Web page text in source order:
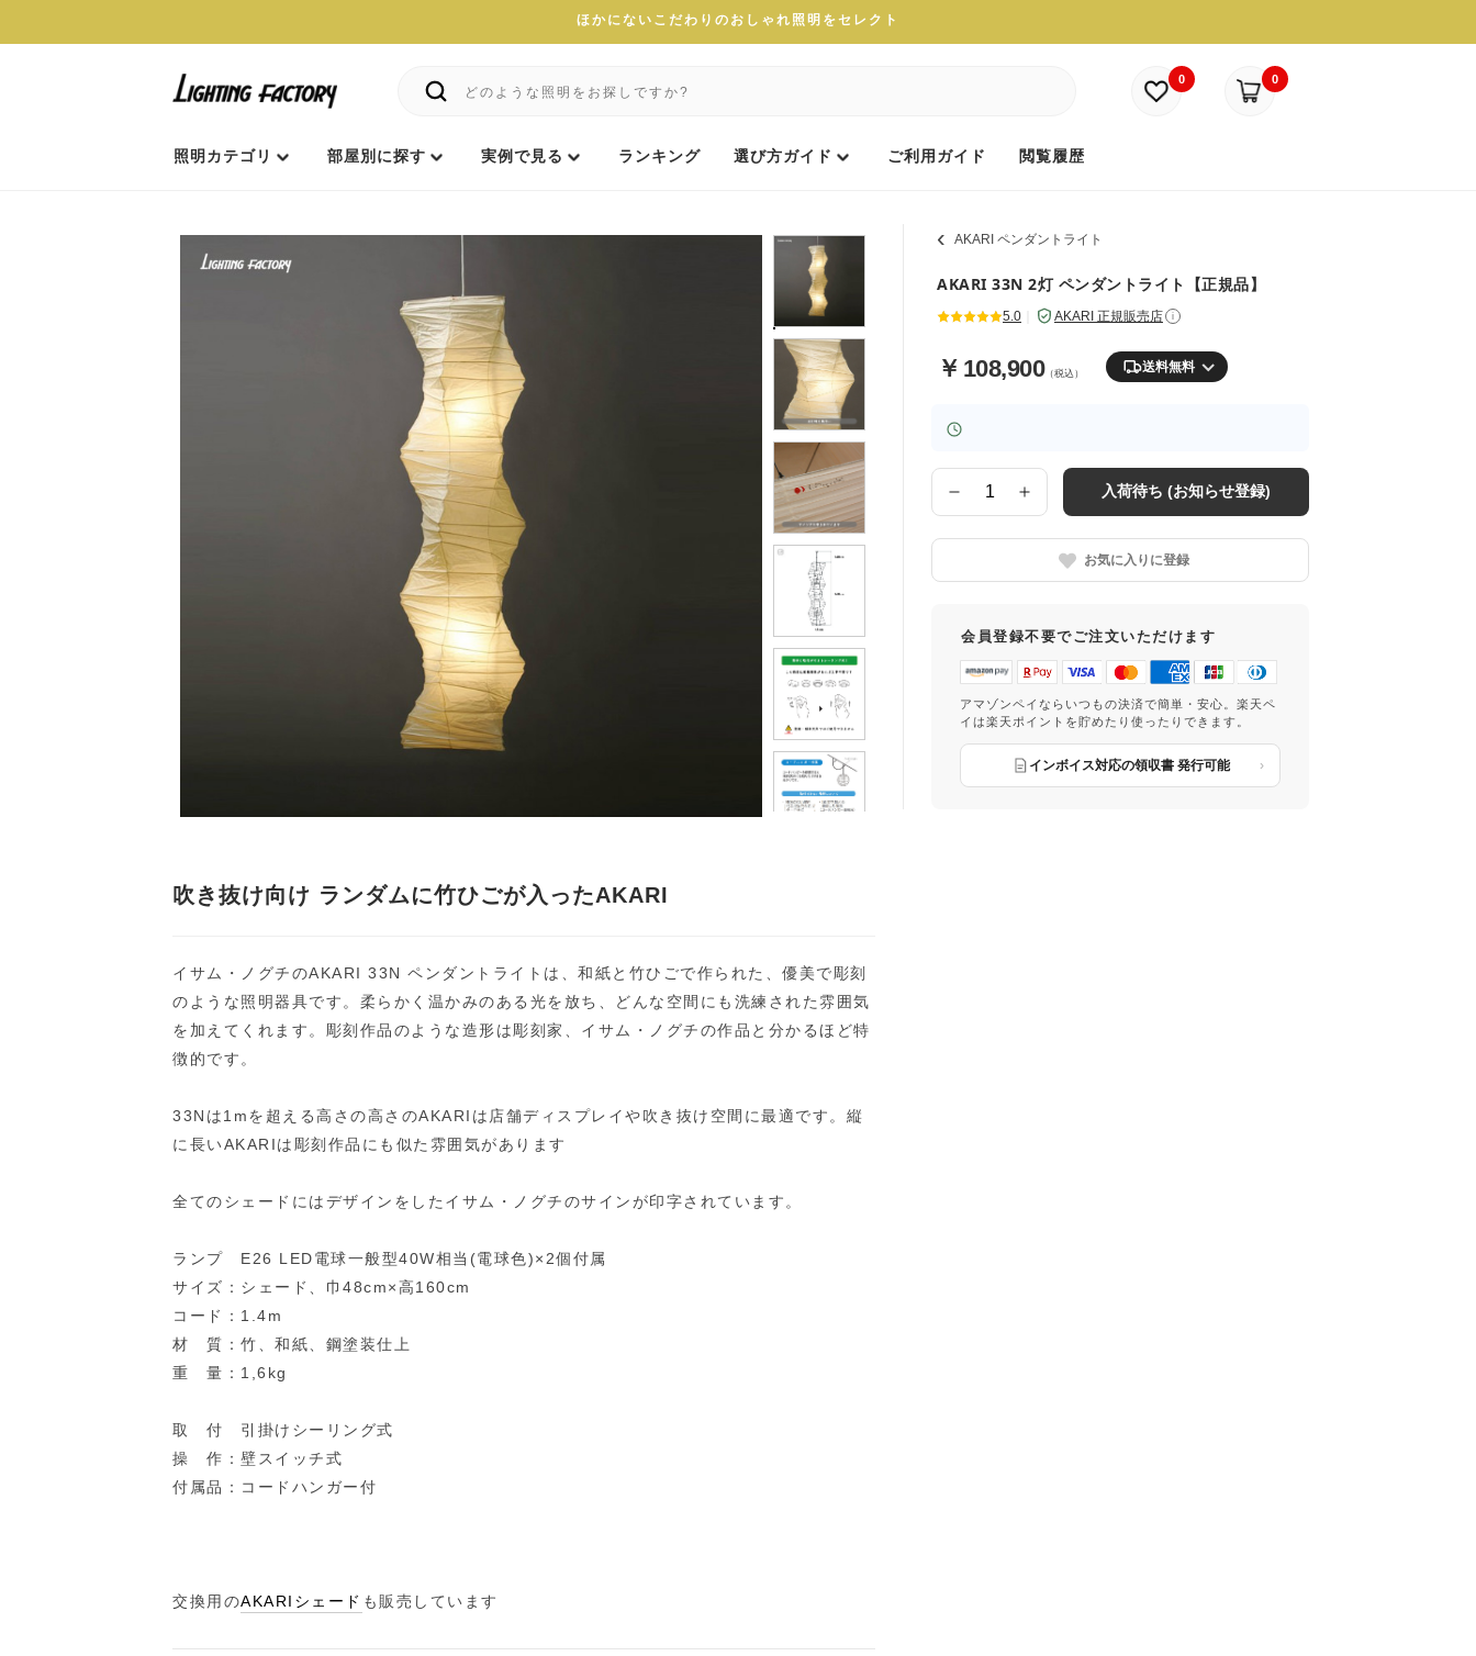
ほかにないこだわりのおしゃれ照明をセレクト
0 0
照明カテゴリ 部屋別に探す 実例で見る ランキング 選び方ガイド ご利用ガイド 閲覧履歴
AKARI ペンダントライト
AKARI 33N 2灯 ペンダントライト【正規品】
5.0 AKARI 正規販売店 i
￥ 108,900（税込） 送料無料
数
量
入荷待ち (お知らせ登録)
お気に入りに登録
会員登録不要でご注文いただけます
アマゾンペイならいつもの決済で簡単・安心。楽天ペ
イは楽天ポイントを貯めたり使ったりできます。
インボイス対応の領収書 発行可能
吹き抜け向け ランダムに竹ひごが入ったAKARI
イサム・ノグチのAKARI 33N ペンダントライトは、和紙と竹ひごで作られた、優美で彫刻
のような照明器具です。柔らかく温かみのある光を放ち、どんな空間にも洗練された雰囲気
を加えてくれます。彫刻作品のような造形は彫刻家、イサム・ノグチの作品と分かるほど特
徴的です。
33Nは1mを超える高さの高さのAKARIは店舗ディスプレイや吹き抜け空間に最適です。縦
に長いAKARIは彫刻作品にも似た雰囲気があります
全てのシェードにはデザインをしたイサム・ノグチのサインが印字されています。
ランプ E26 LED電球一般型40W相当(電球色)×2個付属
サイズ：シェード、巾48cm×高160cm
コード：1.4m
材 質：竹、和紙、鋼塗装仕上
重 量：1,6kg
取 付 引掛けシーリング式
操 作：壁スイッチ式
付属品：コードハンガー付
交換用のAKARIシェード も販売しています